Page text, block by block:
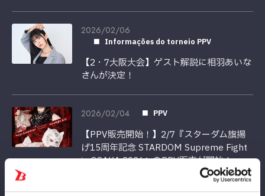
2026/02/06
Informações do torneio PPV
【2・7大阪大会】ゲスト解説に相羽あいな
さんが決定！
2026/02/04 PPV
【PPV販売開始！】2/7『スターダム旗揚
げ15周年記念 STARDOM Supreme Fight
in OSAKA 2026』のPPV販売が開始！